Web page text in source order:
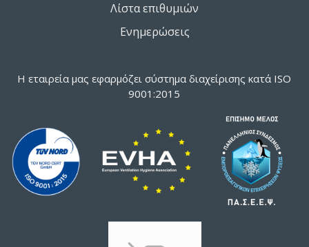
Λίστα επιθυμιών
Ενημερώσεις
Η εταιρεία μας εφαρμόζει σύστημα διαχείρισης κατά ISO
9001:2015